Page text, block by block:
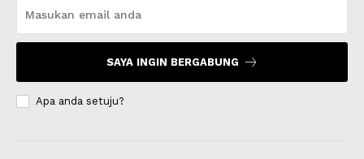
SAYA INGIN BERGABUNG
Apa anda setuju?